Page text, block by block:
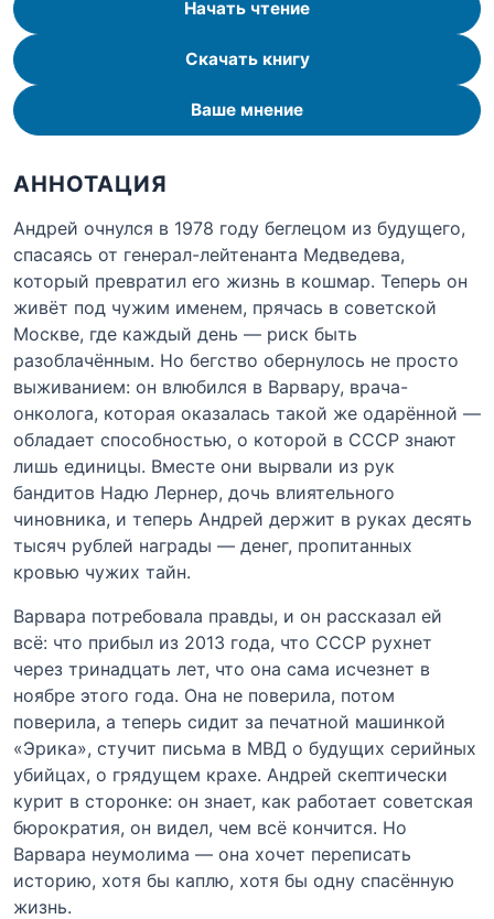
Начать чтение
Скачать книгу
Ваше мнение
АННОТАЦИЯ
Андрей очнулся в 1978 году беглецом из будущего,
спасаясь от генерал-лейтенанта Медведева,
который превратил его жизнь в кошмар. Теперь он
живёт под чужим именем, прячась в советской
Москве, где каждый день — риск быть
разоблачённым. Но бегство обернулось не просто
выживанием: он влюбился в Варвару, врача-
онколога, которая оказалась такой же одарённой —
обладает способностью, о которой в СССР знают
лишь единицы. Вместе они вырвали из рук
бандитов Надю Лернер, дочь влиятельного
чиновника, и теперь Андрей держит в руках десять
тысяч рублей награды — денег, пропитанных
кровью чужих тайн.
Варвара потребовала правды, и он рассказал ей
всё: что прибыл из 2013 года, что СССР рухнет
через тринадцать лет, что она сама исчезнет в
ноябре этого года. Она не поверила, потом
поверила, а теперь сидит за печатной машинкой
«Эрика», стучит письма в МВД о будущих серийных
убийцах, о грядущем крахе. Андрей скептически
курит в сторонке: он знает, как работает советская
бюрократия, он видел, чем всё кончится. Но
Варвара неумолима — она хочет переписать
историю, хотя бы каплю, хотя бы одну спасённую
жизнь.